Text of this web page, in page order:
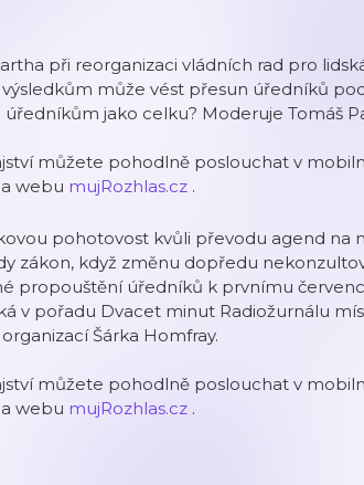
při reorganizaci vládních rad pro
může vést přesun úředníků
jako celku? Moderuje Tomáš
můžete pohodlně poslouchat v
webu mujRozhlas.cz .
pohotovost kvůli převodu agend na
zákon, když změnu dopředu
propouštění úředníků k prvnímu
v pořadu Dvacet minut Radiožurnálu
Šárka Homfray.
můžete pohodlně poslouchat v
webu mujRozhlas.cz .